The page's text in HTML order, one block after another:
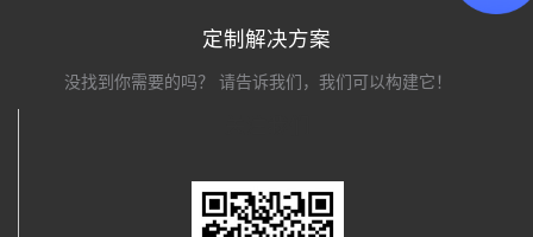
定制解决方案
没找到你需要的吗？ 请告诉我们，我们可以构建它！